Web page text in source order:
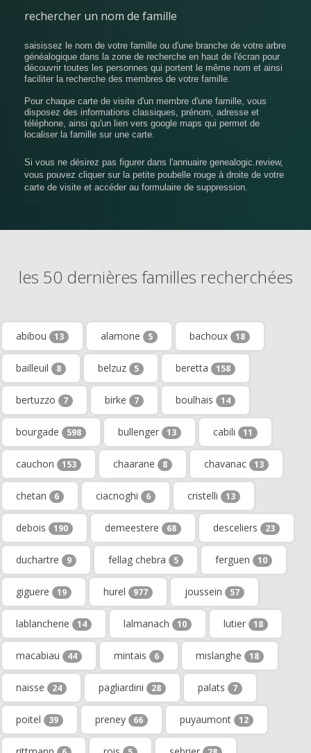
rechercher un nom de famille
saisissez le nom de votre famille ou d'une branche de votre arbre
généalogique dans la zone de recherche en haut de l'écran pour
découvrir toutes les personnes qui portent le même nom et ainsi
faciliter la recherche des membres de votre famille.
Pour chaque carte de visite d'un membre d'une famille, vous
disposez des informations classiques, prénom, adresse et
téléphone, ainsi qu'un lien vers google maps qui permet de
localiser la famille sur une carte.
Si vous ne désirez pas figurer dans l'annuaire genealogic.review,
vous pouvez cliquer sur la petite poubelle rouge à droite de votre
carte de visite et accéder au formulaire de suppression.
les 50 dernières familles recherchées
abibou 13 alamone 5 bachoux 18
bailleuil 8 belzuz 5 beretta 158
bertuzzo 7 birke 7 boulhais 14
bourgade 598 bullenger 13 cabili 11
cauchon 153 chaarane 8 chavanac 13
chetan 6 ciacnoghi 6 cristelli 13
debois 190 demeestere 68 desceliers 23
duchartre 9 fellag chebra 5 ferguen 10
giguere 19 hurel 977 joussein 57
lablancherie 14 lalmanach 10 lutier 18
macabiau 44 mintais 6 mislanghe 18
naisse 24 pagliardini 28 palats 7
poitel 39 preney 66 puyaumont 12